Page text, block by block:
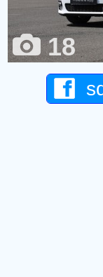
18